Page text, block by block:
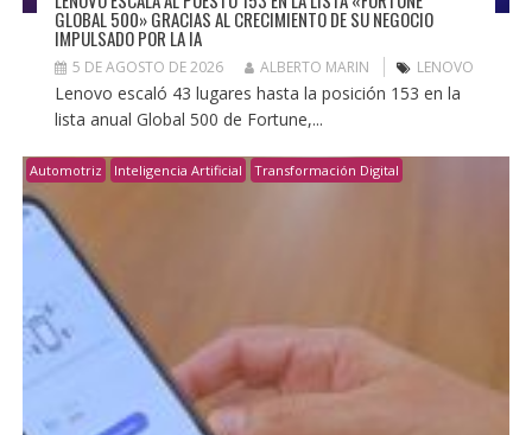
GLOBAL 500» GRACIAS AL CRECIMIENTO DE SU NEGOCIO
IMPULSADO POR LA IA
5 DE AGOSTO DE 2026 ALBERTO MARIN LENOVO
Lenovo escaló 43 lugares hasta la posición 153 en la
lista anual Global 500 de Fortune,...
Automotriz Inteligencia Artificial Transformación Digital